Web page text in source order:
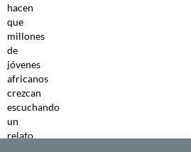
hacen
que
millones
de
jóvenes
africanos
crezcan
escuchando
un
relato